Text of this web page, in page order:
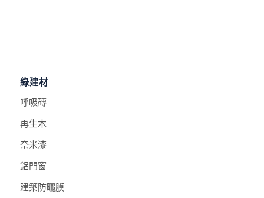
綠建材
呼吸磚
再生木
奈米漆
鋁門窗
建築防曬膜